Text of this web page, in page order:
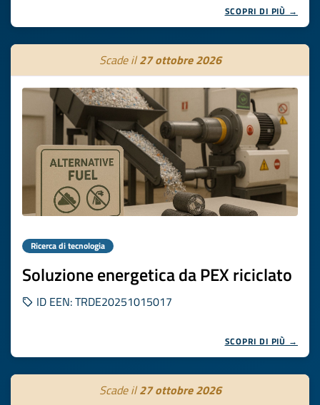
SCOPRI DI PIÙ →
Scade il27 ottobre 2026
Ricerca di tecnologia
Soluzione energetica da PEX riciclato
ID EEN: TRDE20251015017
SCOPRI DI PIÙ →
Scade il27 ottobre 2026